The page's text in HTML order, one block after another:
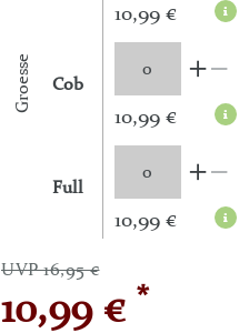
Groesse
10,99 €
Cob
10,99 €
Full
10,99 €
UVP 16,95 €
10,99 € *